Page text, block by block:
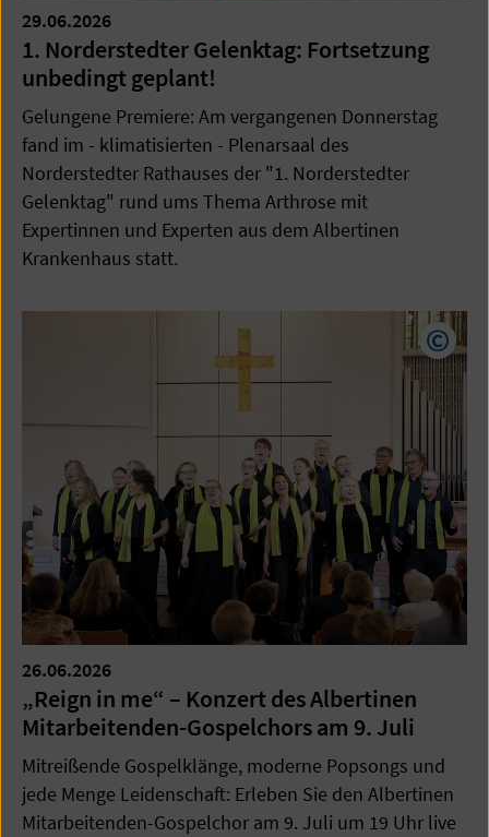
29.06.2026
1. Norderstedter Gelenktag: Fortsetzung
unbedingt geplant!
Gelungene Premiere: Am vergangenen Donnerstag
fand im - klimatisierten - Plenarsaal des
Norderstedter Rathauses der "1. Norderstedter
Gelenktag" rund ums Thema Arthrose mit
Expertinnen und Experten aus dem Albertinen
Krankenhaus statt.
26.06.2026
„Reign in me“ – Konzert des Albertinen
Mitarbeitenden-Gospelchors am 9. Juli
Mitreißende Gospelklänge, moderne Popsongs und
jede Menge Leidenschaft: Erleben Sie den Albertinen
Mitarbeitenden-Gospelchor am 9. Juli um 19 Uhr live